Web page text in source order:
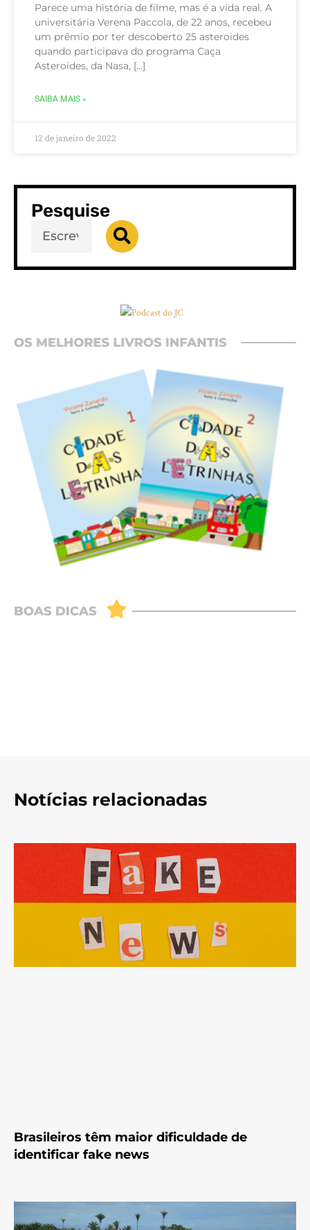
Parece uma história de filme, mas é a vida real. A
universitária Verena Paccola, de 22 anos, recebeu
um prêmio por ter descoberto 25 asteroides
quando participava do programa Caça
Asteroides, da Nasa, […]
SAIBA MAIS »
12 de janeiro de 2022
Pesquise
Notícias relacionadas
Brasileiros têm maior dificuldade de
identificar fake news